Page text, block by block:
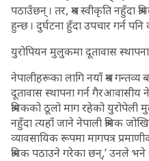
पठाउँछन् । तर, श्रम स्वीकृति नहुँदा
हुन्छ । दुर्घटना हुँदा उपचार गर्न
युरोपियन मुलुकमा दूतावास
नेपालीहरूका लागि नयाँ श्रम
दूतावास स्थापना गर्न
श्रमिकको ठूलो माग रहेको युरोपेली
नहुँदा त्यहाँ जाने नेपाली श्रमिक
व्यावसायिक रूपमा मागपत्र
श्रमिक पठाउने गरेका छन्,’ उनले भने